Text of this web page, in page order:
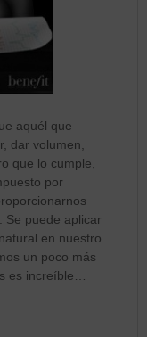
aquél que
dar volumen,
que lo cumple,
por
Se puede aplicar
en nuestro
un poco más
es increíble…